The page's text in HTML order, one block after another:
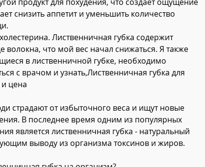
снизить аппетит и уменьшить количество
Лиственничная губка содержит
волокна, что мой вес начал снижаться. Я также
в лиственничной губке, необходимо
с врачом и узнать,Лиственничная губка для
цена
страдают от избыточного веса и ищут новые
В последнее время одним из популярных
является лиственничная губка - натуральный
выводу из организма токсинов и жиров.